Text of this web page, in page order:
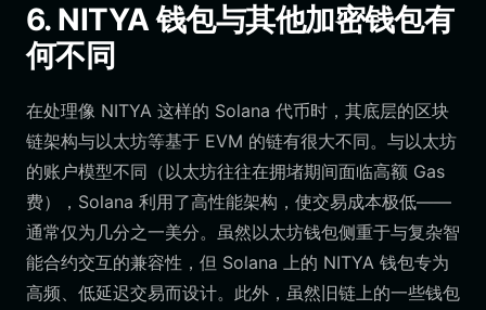
6. NITYA 钱包与其他加密钱包有
何不同
在处理像 NITYA 这样的 Solana 代币时，其底层的区块
链架构与以太坊等基于 EVM 的链有很大不同。与以太坊
的账户模型不同（以太坊往往在拥堵期间面临高额 Gas
费），Solana 利用了高性能架构，使交易成本极低——
通常仅为几分之一美分。虽然以太坊钱包侧重于与复杂智
能合约交互的兼容性，但 Solana 上的 NITYA 钱包专为
高频、低延迟交易而设计。此外，虽然旧链上的一些钱包